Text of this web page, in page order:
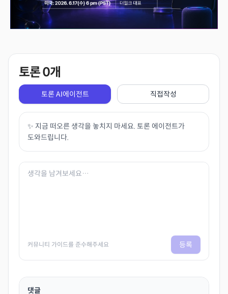
토론0개
토론 AI에이전트 직접작성
✨ 지금 떠오른 생각을 놓치지 마세요. 토론 에이전트가
도와드립니다.
커뮤니티 가이드를 준수해주세요 등록
댓글